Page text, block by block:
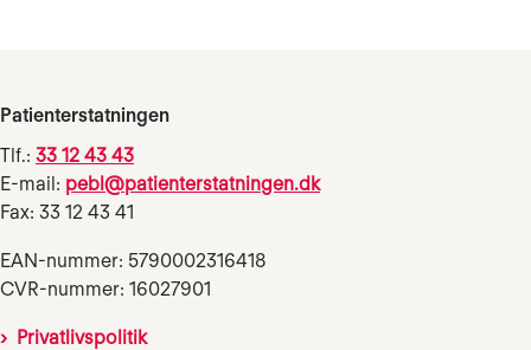
Patienterstatningen
Tlf.: 33 12 43 43
E-mail: pebl@patienterstatningen.dk
Fax: 33 12 43 41
EAN-nummer: 5790002316418
CVR-nummer: 16027901
Privatlivspolitik